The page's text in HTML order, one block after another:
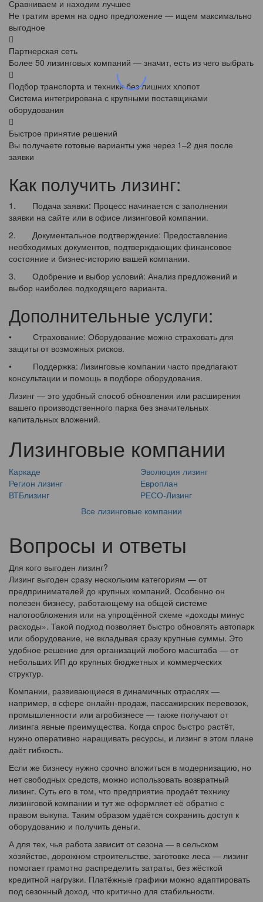
Сравниваем и находим лучшее
Не тратим время на одно предложение — ищем максимально
выгодное
Партнерская сеть
Более 50 лизинговых компаний — значит, есть из чего выбрать
Подбор транспорта и техники без лишних хлопот
Система интегрирована с крупными поставщиками
оборудования
Быстрое принятие решений
Вы получаете готовые варианты уже через 1–2 дня после
заявки
Как получить лизинг:
1. Подача заявки: Процесс начинается с заполнения
заявки на сайте или в офисе лизинговой компании.
2. Документальное подтверждение: Предоставление
необходимых документов, подтверждающих финансовое
состояние и бизнес-историю вашей компании.
3. Одобрение и выбор условий: Анализ предложений и
выбор наиболее подходящего варианта.
Дополнительные услуги:
• Страхование: Оборудование можно страховать для
защиты от возможных рисков.
• Поддержка: Лизинговые компании часто предлагают
консультации и помощь в подборе оборудования.
Лизинг — это удобный способ обновления или расширения
вашего производственного парка без значительных
капитальных вложений.
Лизинговые компании
Каркаде
Эволюция лизинг
Регион лизинг
Европлан
ВТБлизинг
РЕСО-Лизинг
Все лизинговые компании
Вопросы и ответы
Для кого выгоден лизинг?
Лизинг выгоден сразу нескольким категориям — от
предпринимателей до крупных компаний. Особенно он
полезен бизнесу, работающему на общей системе
налогообложения или на упрощённой схеме «доходы минус
расходы». Такой подход позволяет быстро обновлять автопарк
или оборудование, не вкладывая сразу крупные суммы. Это
удобное решение для организаций любого масштаба — от
небольших ИП до крупных бюджетных и коммерческих
структур.
Компании, развивающиеся в динамичных отраслях —
например, в сфере онлайн-продаж, пассажирских перевозок,
промышленности или агробизнесе — также получают от
лизинга явные преимущества. Когда спрос быстро растёт,
нужно оперативно наращивать ресурсы, и лизинг в этом плане
даёт гибкость.
Если же бизнесу нужно срочно вложиться в модернизацию, но
нет свободных средств, можно использовать возвратный
лизинг. Суть его в том, что предприятие продаёт технику
лизинговой компании и тут же оформляет её обратно с
правом выкупа. Таким образом удаётся сохранить доступ к
оборудованию и получить деньги.
А для тех, чья работа зависит от сезона — в сельском
хозяйстве, дорожном строительстве, заготовке леса — лизинг
помогает грамотно распределить затраты, без жёсткой
кредитной нагрузки. Платёжные графики можно адаптировать
под сезонный доход, что критично для стабильности.